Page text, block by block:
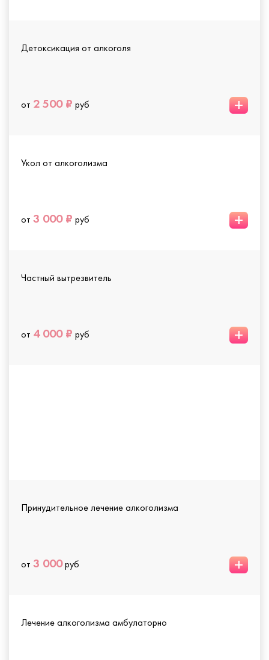
Детоксикация от алкоголя
от 2 500 ₽ руб +
Укол от алкоголизма
от 3 000 ₽ руб +
Частный вытрезвитель
от 4 000 ₽ руб +
Принудительное лечение алкоголизма
от 3 000руб +
Лечение алкоголизма амбулаторно